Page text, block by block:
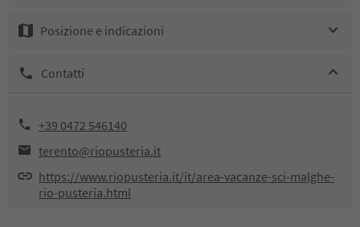
Posizione e indicazioni
Contatti
+39 0472 546140
terento@riopusteria.it
https://www.riopusteria.it/it/area-vacanze-sci-malghe-
rio-pusteria.html